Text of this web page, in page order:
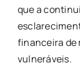
que a
financeira de
vulneráveis.